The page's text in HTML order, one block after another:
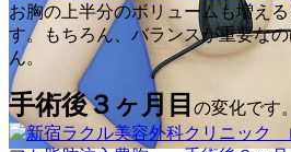
お胸の上半分のボリュームも増え
す。もちろん、バランスが重要な
ん。
手術後３ヶ月目 の変化です。